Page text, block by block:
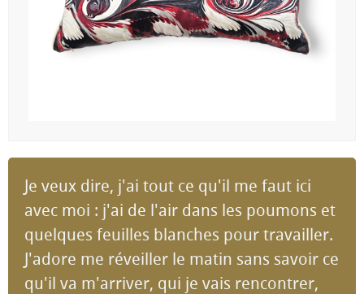
Je veux dire, j'ai tout ce qu'il me faut ici
avec moi : j'ai de l'air dans les poumons et
quelques feuilles blanches pour travailler.
J'adore me réveiller le matin sans savoir ce
qu'il va m'arriver, qui je vais rencontrer,